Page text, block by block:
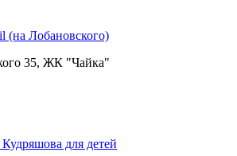
(на Лобановского)
35, ЖК "Чайка"
для детей